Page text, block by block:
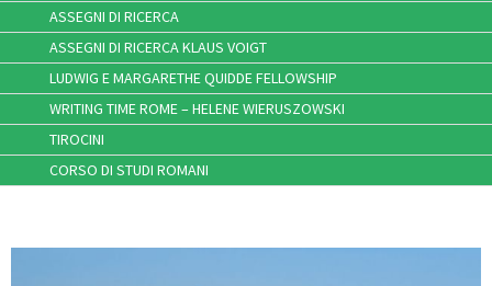
ASSEGNI DI RICERCA
ASSEGNI DI RICERCA KLAUS VOIGT
LUDWIG E MARGARETHE QUIDDE FELLOWSHIP
WRITING TIME ROME – HELENE WIERUSZOWSKI
TIROCINI
CORSO DI STUDI ROMANI